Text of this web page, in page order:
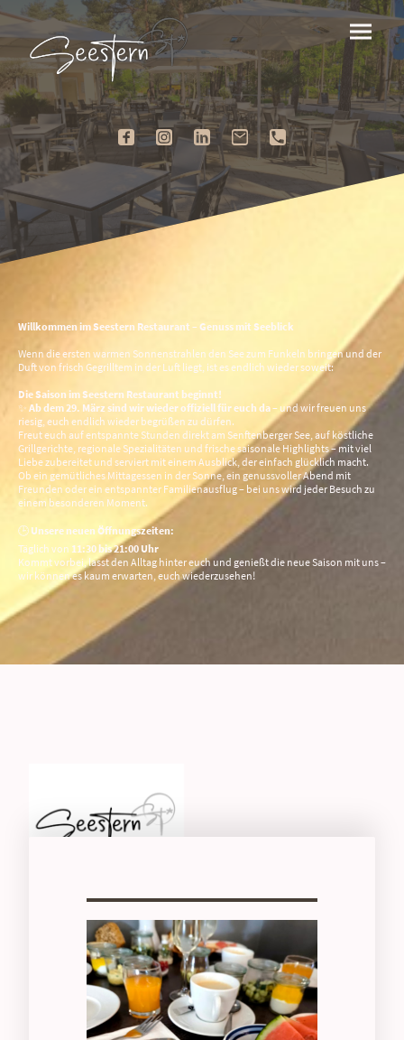
Willkommen im Seestern Restaurant – Genuss mit Seeblick
Wenn die ersten warmen Sonnenstrahlen den See zum Funkeln bringen und der
Duft von frisch Gegrilltem in der Luft liegt, ist es endlich wieder soweit:
Die Saison im Seestern Restaurant beginnt!
✨ Ab dem 29. März sind wir wieder offiziell für euch da– und wir freuen uns
riesig, euch endlich wieder begrüßen zu dürfen.
Freut euch auf entspannte Stunden direkt am Senftenberger See, auf köstliche
Grillgerichte, regionale Spezialitäten und frische saisonale Highlights – mit viel
Liebe zubereitet und serviert mit einem Ausblick, der einfach glücklich macht.
Ob ein gemütliches Mittagessen in der Sonne, ein genussvoller Abend mit
Freunden oder ein entspannter Familienausflug – bei uns wird jeder Besuch zu
einem besonderen Moment.
🕒 Unsere neuen Öffnungszeiten:
Täglich von 11:30 bis 21:00 Uhr
Kommt vorbei, lasst den Alltag hinter euch und genießt die neue Saison mit uns –
wir können es kaum erwarten, euch wiederzusehen!